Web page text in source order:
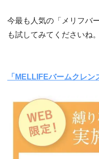
今最も人気の「メリフバ
も試してみてくださいね。
「MELLIFEバームクレ